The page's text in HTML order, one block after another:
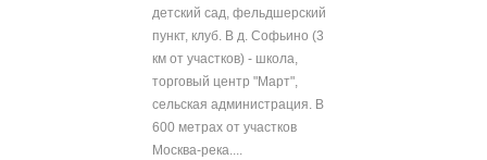
детский сад, фельдшерский
пункт, клуб. В д. Софьино (3
км от участков) - школа,
торговый центр "Март",
сельская администрация. В
600 метрах от участков
Москва-река....